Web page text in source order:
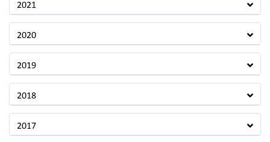
2021
2020
2019
2018
2017